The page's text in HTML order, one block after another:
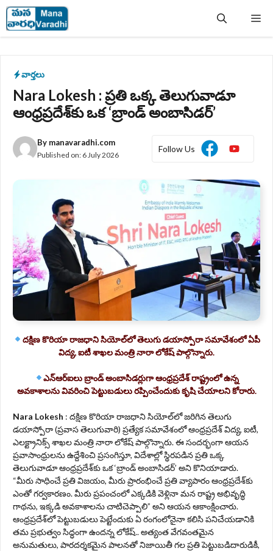
Skip
to
content
వార్తలు
Nara Lokesh : ప్రతి ఒక్క తెలుగువాడూ
ఆంధ్రప్రదేశ్‌కు ఒక ‘బ్రాండ్ అంబాసిడర్’
By manavaradhi.com
Published on: 6 July 2026
Follow Us
దక్షిణ కొరియా రాజధాని సియోల్‌లో తెలుగు డయాస్పోరా సమావేశంలో ఏపీ
విద్య, ఐటీ శాఖల మంత్రి నారా లోకేష్ పాల్గొన్నారు.
ఎన్ఆర్ఐలు బ్రాండ్ అంబాసిడర్లుగా ఆంధ్రప్రదేశ్ రాష్ట్రంలో ఉన్న
అవకాశాలను వివరించి పెట్టుబడులు రప్పించేందుకు కృషి చేయాలని కోరారు.
Nara Lokesh : దక్షిణ కొరియా రాజధాని సియోల్‌లో జరిగిన తెలుగు
డయాస్పోరా (ప్రవాస తెలుగువారి) ప్రత్యేక సమావేశంలో ఆంధ్రప్రదేశ్ విద్య, ఐటీ,
ఎలక్ట్రానిక్స్ శాఖల మంత్రి నారా లోకేష్ పాల్గొన్నారు. ఈ సందర్భంగా ఆయన
ప్రవాసాంధ్రులను ఉద్దేశించి ప్రసంగిస్తూ, విదేశాల్లో స్థిరపడిన ప్రతి ఒక్క
తెలుగువాడూ ఆంధ్రప్రదేశ్‌కు ఒక ‘బ్రాండ్ అంబాసిడర్’ అని కొనియాడారు.
“మీరు సాధించే ప్రతి విజయం, మీరు ప్రారంభించే ప్రతి వ్యాపారం ఆంధ్రప్రదేశ్‌కు
ఎంతో గర్వకారణం. మీరు ప్రపంచంలో ఎక్కడికి వెళ్లినా మన రాష్ట్ర అభివృద్ధి
గాథను, ఇక్కడి అవకాశాలను చాటిచెప్పాలి” అని ఆయన ఆకాంక్షించారు.
ఆంధ్రప్రదేశ్‌లో పెట్టుబడులు పెట్టేందుకు ఏ రంగంలోనైనా కలిసి పనిచేయడానికి
తమ ప్రభుత్వం సిద్ధంగా ఉందన్న లోకేష్.. అత్యంత వేగవంతమైన
అనుమతులు, పారదర్శకమైన పాలనతో నిజాయితీ గల ప్రతి పెట్టుబడిదారుడికీ,